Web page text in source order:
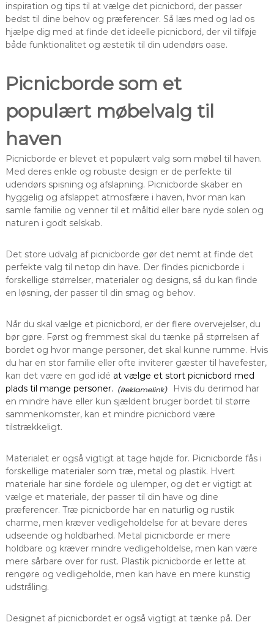
inspiration og tips til at vælge det picnicbord, der passer
bedst til dine behov og præferencer. Så læs med og lad os
hjælpe dig med at finde det ideelle picnicbord, der vil tilføje
både funktionalitet og æstetik til din udendørs oase.
Picnicborde som et
populært møbelvalg til
haven
Picnicborde er blevet et populært valg som møbel til haven.
Med deres enkle og robuste design er de perfekte til
udendørs spisning og afslapning. Picnicborde skaber en
hyggelig og afslappet atmosfære i haven, hvor man kan
samle familie og venner til et måltid eller bare nyde solen og
naturen i godt selskab.
Det store udvalg af picnicborde gør det nemt at finde det
perfekte valg til netop din have. Der findes picnicborde i
forskellige størrelser, materialer og designs, så du kan finde
en løsning, der passer til din smag og behov.
Når du skal vælge et picnicbord, er der flere overvejelser, du
bør gøre. Først og fremmest skal du tænke på størrelsen af
bordet og hvor mange personer, det skal kunne rumme. Hvis
du har en stor familie eller ofte inviterer gæster til havefester,
kan det være en god idé at vælge et stort picnicbord med
plads til mange personer.
Hvis du derimod har
en mindre have eller kun sjældent bruger bordet til større
sammenkomster, kan et mindre picnicbord være
tilstrækkeligt.
Materialet er også vigtigt at tage højde for. Picnicborde fås i
forskellige materialer som træ, metal og plastik. Hvert
materiale har sine fordele og ulemper, og det er vigtigt at
vælge et materiale, der passer til din have og dine
præferencer. Træ picnicborde har en naturlig og rustik
charme, men kræver vedligeholdelse for at bevare deres
udseende og holdbarhed. Metal picnicborde er mere
holdbare og kræver mindre vedligeholdelse, men kan være
mere sårbare over for rust. Plastik picnicborde er lette at
rengøre og vedligeholde, men kan have en mere kunstig
udstråling.
Designet af picnicbordet er også vigtigt at tænke på. Der